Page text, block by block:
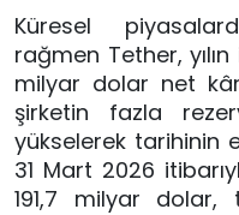
Küresel
rağmen Tether,
milyar dolar net
şirketin fazla
yükselerek tarihinin
31 Mart 2026
191,7 milyar dolar,